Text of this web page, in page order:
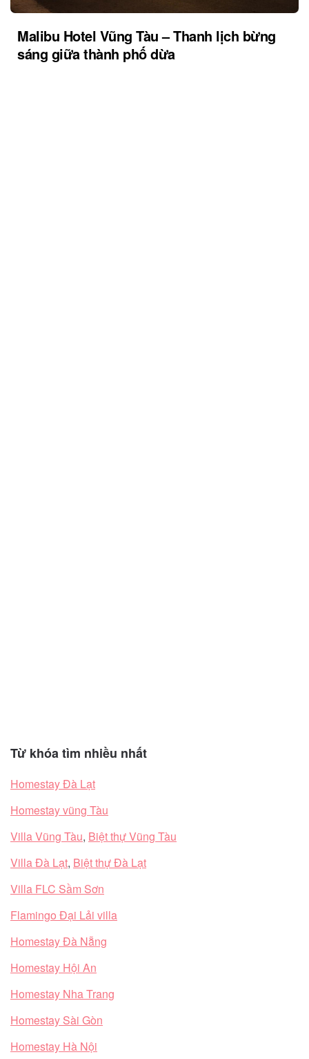
Malibu Hotel Vũng Tàu – Thanh lịch bừng
sáng giữa thành phố dừa
Từ khóa tìm nhiều nhất
Homestay Đà Lạt
Homestay vũng Tàu
Villa Vũng Tàu, Biệt thự Vũng Tàu
Villa Đà Lạt, Biệt thự Đà Lạt
Villa FLC Sầm Sơn
Flamingo Đại Lải villa
Homestay Đà Nẵng
Homestay Hội An
Homestay Nha Trang
Homestay Sài Gòn
Homestay Hà Nội